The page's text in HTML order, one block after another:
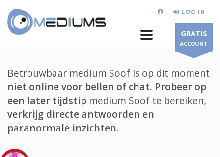
LOG IN
GRATIS
ACCOUNT
Betrouwbaar medium Soof is op dit moment
niet online voor bellen of chat. Probeer op
een later tijdstip medium Soof te bereiken,
verkrijg directe antwoorden en
paranormale inzichten.